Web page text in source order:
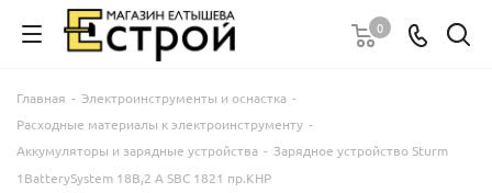
0
Главная - Электроинструменты и оснастка -
Расходные материалы к электроинструменту -
Аккумуляторы и зарядные устройства - Зарядное устройство Sturm
1BatterySystem 18В,2 А SBC 1821 пр.КНР